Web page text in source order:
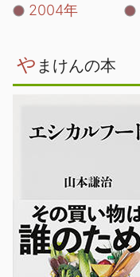
2004年
や まけんの本